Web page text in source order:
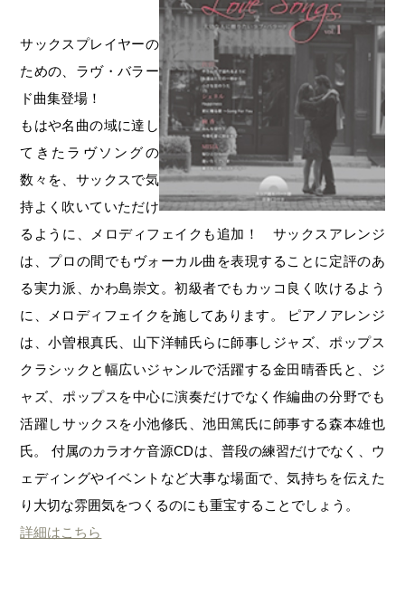
サックスプレイヤーの
ための、ラヴ・バラー
ド曲集登場！
もはや名曲の域に達し
てきたラヴソングの
数々を、サックスで気
持よく吹いていただけ
るように、メロディフェイクも追加！ サックスアレンジ
は、プロの間でもヴォーカル曲を表現することに定評のあ
る実力派、かわ島崇文。初級者でもカッコ良く吹けるよう
に、メロディフェイクを施してあります。 ピアノアレンジ
は、小曽根真氏、山下洋輔氏らに師事しジャズ、ポップス
クラシックと幅広いジャンルで活躍する金田晴香氏と、ジ
ャズ、ポップスを中心に演奏だけでなく作編曲の分野でも
活躍しサックスを小池修氏、池田篤氏に師事する森本雄也
氏。 付属のカラオケ音源CDは、普段の練習だけでなく、ウ
ェディングやイベントなど大事な場面で、気持ちを伝えた
り大切な雰囲気をつくるのにも重宝することでしょう。
詳細はこちら